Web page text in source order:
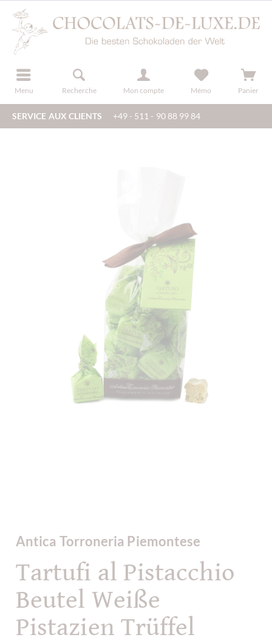
Menu Recherche Mon compte
s'inscrire Mémo Panier
SERVICE AUX CLIENTS +49 - 511 - 90 88 99 84
Antica Torroneria Piemontese
Tartufi al Pistacchio
Beutel Weiße
Pistazien Trüffel